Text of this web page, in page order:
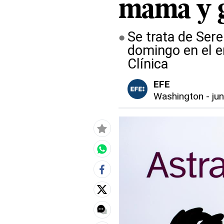
mama y
Se trata de
domingo en el
Clínica
EFE
Washington -